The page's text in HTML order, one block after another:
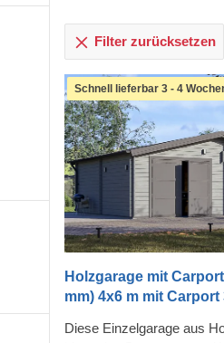
Filter zurücksetzen
Schnell lieferbar 3 - 4
Holzgarage mit
mm) 4x6 m mit Carport
Diese Einzelgarage aus